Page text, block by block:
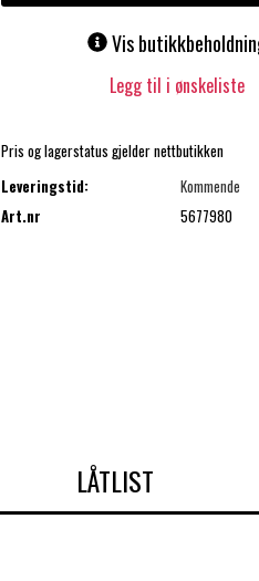
Vis
Legg til i ønskeliste
Pris og lagerstatus gjelder nettbutikken
Leveringstid:
Kommende
Art.nr
5677980
LÅTLIST